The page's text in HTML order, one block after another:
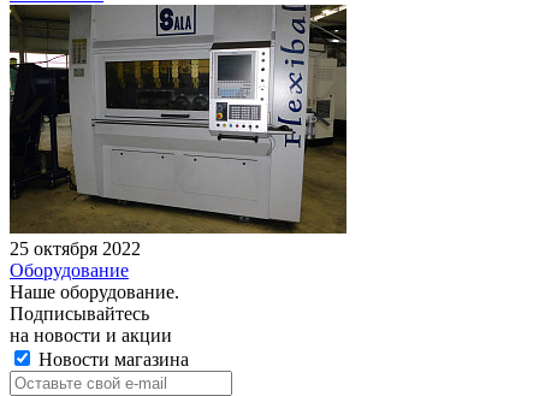
25 октября 2022
Оборудование
Наше оборудование.
Подписывайтесь
на новости и акции
Новости магазина